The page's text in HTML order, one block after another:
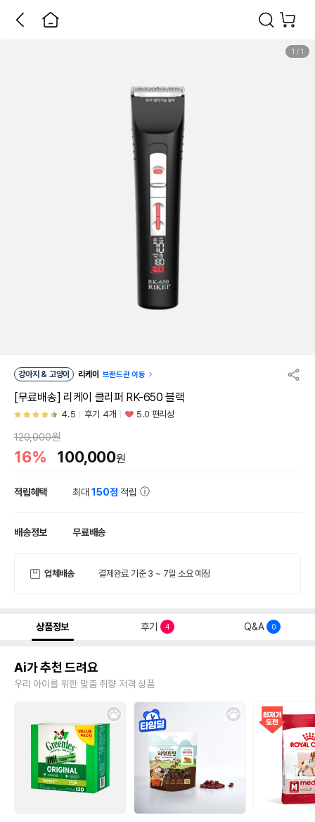
1 / 1
강아지 & 고양이 리케이 브랜드관 이동
[무료배송] 리케이 클리퍼 RK-650 블랙
4.5 후기 4개 5.0 편리성
120,000원
16% 100,000원
적립혜택 최대150점 적립
배송정보 무료배송
업체배송 결제완료 기준 3 ~ 7일 소요 예정
상품정보 후기 4 Q&A 0
Ai가 추천 드려요
우리 아이를 위한 맞춤 취향 저격 상품